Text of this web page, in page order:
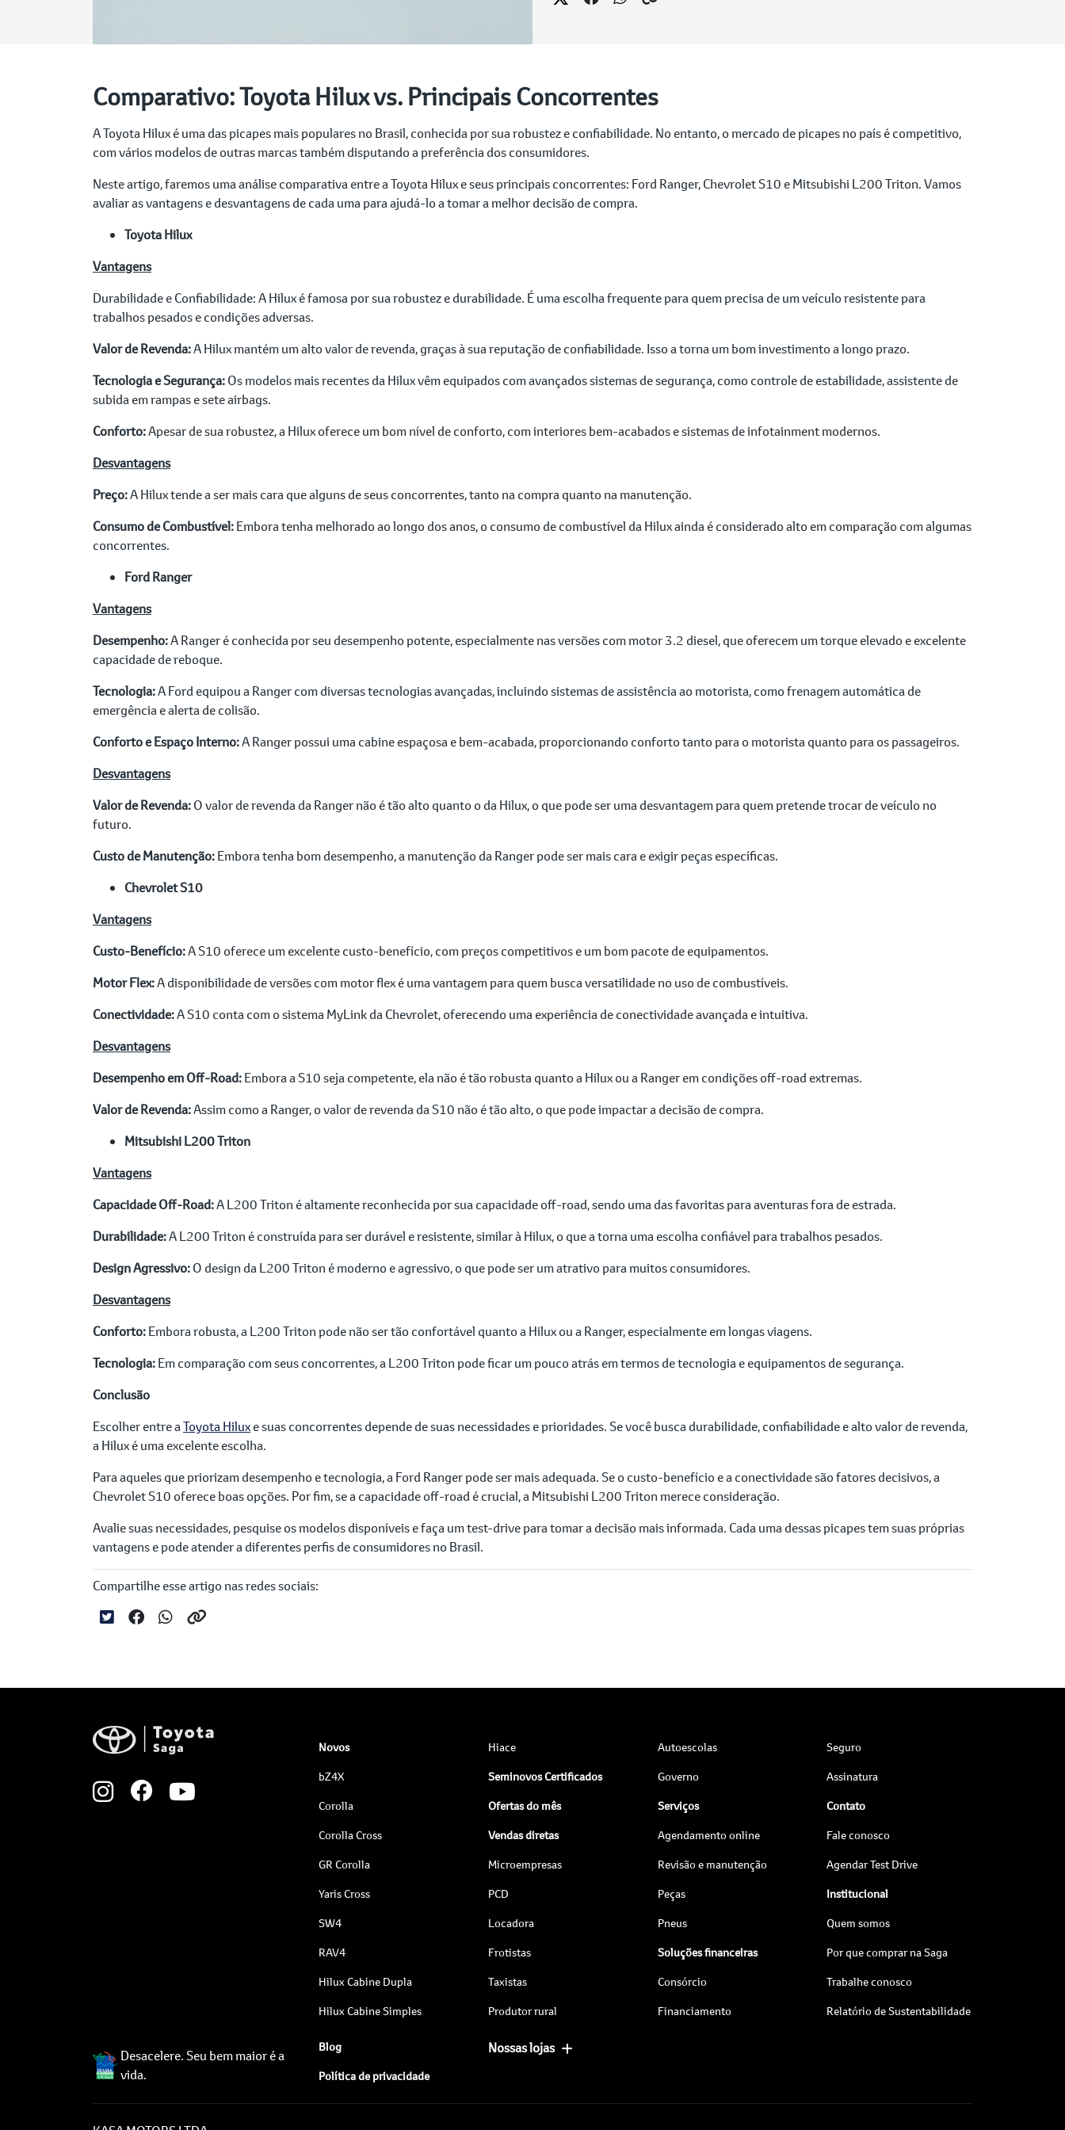
Comparativo: Toyota Hilux vs. Principais Concorrentes
A Toyota Hilux é uma das picapes mais populares no Brasil, conhecida por sua robustez e confiabilidade. No entanto, o mercado de picapes no país é competitivo,
com vários modelos de outras marcas também disputando a preferência dos consumidores.
Neste artigo, faremos uma análise comparativa entre a Toyota Hilux e seus principais concorrentes: Ford Ranger, Chevrolet S10 e Mitsubishi L200 Triton. Vamos
avaliar as vantagens e desvantagens de cada uma para ajudá-lo a tomar a melhor decisão de compra.
Toyota Hilux
Vantagens
Durabilidade e Confiabilidade: A Hilux é famosa por sua robustez e durabilidade. É uma escolha frequente para quem precisa de um veículo resistente para
trabalhos pesados e condições adversas.
Valor de Revenda:A Hilux mantém um alto valor de revenda, graças à sua reputação de confiabilidade. Isso a torna um bom investimento a longo prazo.
Tecnologia e Segurança:Os modelos mais recentes da Hilux vêm equipados com avançados sistemas de segurança, como controle de estabilidade, assistente de
subida em rampas e sete airbags.
Conforto:Apesar de sua robustez, a Hilux oferece um bom nível de conforto, com interiores bem-acabados e sistemas de infotainment modernos.
Desvantagens
Preço:A Hilux tende a ser mais cara que alguns de seus concorrentes, tanto na compra quanto na manutenção.
Consumo de Combustível:Embora tenha melhorado ao longo dos anos, o consumo de combustível da Hilux ainda é considerado alto em comparação com algumas
concorrentes.
Ford Ranger
Vantagens
Desempenho:A Ranger é conhecida por seu desempenho potente, especialmente nas versões com motor 3.2 diesel, que oferecem um torque elevado e excelente
capacidade de reboque.
Tecnologia:A Ford equipou a Ranger com diversas tecnologias avançadas, incluindo sistemas de assistência ao motorista, como frenagem automática de
emergência e alerta de colisão.
Conforto e Espaço Interno:A Ranger possui uma cabine espaçosa e bem-acabada, proporcionando conforto tanto para o motorista quanto para os passageiros.
Desvantagens
Valor de Revenda:O valor de revenda da Ranger não é tão alto quanto o da Hilux, o que pode ser uma desvantagem para quem pretende trocar de veículo no
futuro.
Custo de Manutenção:Embora tenha bom desempenho, a manutenção da Ranger pode ser mais cara e exigir peças específicas.
Chevrolet S10
Vantagens
Custo-Benefício:A S10 oferece um excelente custo-benefício, com preços competitivos e um bom pacote de equipamentos.
Motor Flex:A disponibilidade de versões com motor flex é uma vantagem para quem busca versatilidade no uso de combustíveis.
Conectividade:A S10 conta com o sistema MyLink da Chevrolet, oferecendo uma experiência de conectividade avançada e intuitiva.
Desvantagens
Desempenho em Off-Road:Embora a S10 seja competente, ela não é tão robusta quanto a Hilux ou a Ranger em condições off-road extremas.
Valor de Revenda:Assim como a Ranger, o valor de revenda da S10 não é tão alto, o que pode impactar a decisão de compra.
Mitsubishi L200 Triton
Vantagens
Capacidade Off-Road:A L200 Triton é altamente reconhecida por sua capacidade off-road, sendo uma das favoritas para aventuras fora de estrada.
Durabilidade:A L200 Triton é construída para ser durável e resistente, similar à Hilux, o que a torna uma escolha confiável para trabalhos pesados.
Design Agressivo:O design da L200 Triton é moderno e agressivo, o que pode ser um atrativo para muitos consumidores.
Desvantagens
Conforto:Embora robusta, a L200 Triton pode não ser tão confortável quanto a Hilux ou a Ranger, especialmente em longas viagens.
Tecnologia:Em comparação com seus concorrentes, a L200 Triton pode ficar um pouco atrás em termos de tecnologia e equipamentos de segurança.
Conclusão
Escolher entre aToyota Hiluxe suas concorrentes depende de suas necessidades e prioridades. Se você busca durabilidade, confiabilidade e alto valor de revenda,
a Hilux é uma excelente escolha.
Para aqueles que priorizam desempenho e tecnologia, a Ford Ranger pode ser mais adequada. Se o custo-benefício e a conectividade são fatores decisivos, a
Chevrolet S10 oferece boas opções. Por fim, se a capacidade off-road é crucial, a Mitsubishi L200 Triton merece consideração.
Avalie suas necessidades, pesquise os modelos disponíveis e faça um test-drive para tomar a decisão mais informada. Cada uma dessas picapes tem suas próprias
vantagens e pode atender a diferentes perfis de consumidores no Brasil.
Compartilhe esse artigo nas redes sociais:
Desacelere. Seu bem maior é a
vida.
Novos
bZ4X
Corolla
Corolla Cross
GR Corolla
Yaris Cross
SW4
RAV4
Hilux Cabine Dupla
Hilux Cabine Simples
Hiace
Seminovos Certificados
Ofertas do mês
Vendas diretas
Microempresas
PCD
Locadora
Frotistas
Taxistas
Produtor rural
Autoescolas
Governo
Serviços
Agendamento online
Revisão e manutenção
Peças
Pneus
Soluções financeiras
Consórcio
Financiamento
Seguro
Assinatura
Contato
Fale conosco
Agendar Test Drive
Institucional
Quem somos
Por que comprar na Saga
Trabalhe conosco
Relatório de Sustentabilidade
Blog
Política de privacidade
Nossas lojas